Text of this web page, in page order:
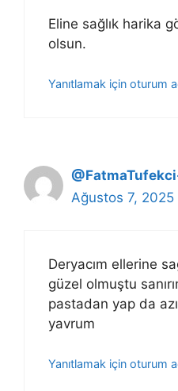
Eline sağlık harika
olsun.
Yanıtlamak için oturum
Ağustos 7,
Deryacım ellerine
güzel olmuştu
pastadan yap da
yavrum
Yanıtlamak için oturum